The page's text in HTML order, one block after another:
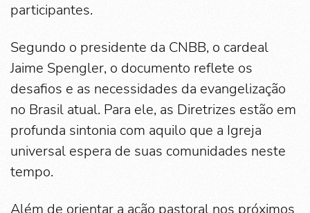
participantes.
Segundo o presidente da CNBB, o cardeal
Jaime Spengler, o documento reflete os
desafios e as necessidades da evangelização
no Brasil atual. Para ele, as Diretrizes estão em
profunda sintonia com aquilo que a Igreja
universal espera de suas comunidades neste
tempo.
Além de orientar a ação pastoral nos próximos